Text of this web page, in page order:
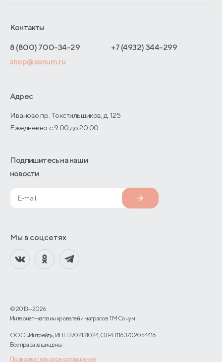
Отзывы покупателей
Как оформить заказ
Адреса магазинов
Договор-оферты
Отельерам
Оптовые продажи
О производстве
Контакты
8 (800) 700-34-29
+7 (4932) 344-299
shop@sonum.ru
Адрес
Иваново пр. Текстильщиков, д. 125
Ежедневно с 9:00 до 20:00
Подпишитесь на наши
новости
Мы в соцсетях
© 2013—2026
Интернет-магазин кроватей и матрасов TM Сонум
ООО «Интрейд», ИНН 3702131024, ОГРН 1163702054416
Все права защищены.
Пользовательское соглашение